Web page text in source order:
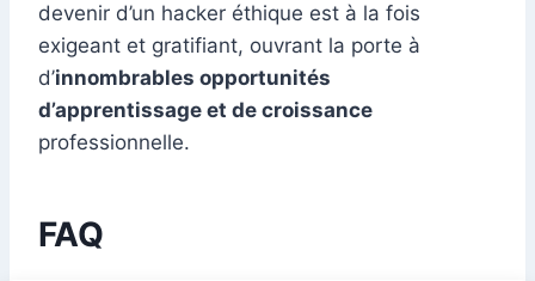
devenir d’un hacker éthique est à la fois
exigeant et gratifiant, ouvrant la porte à
d’innombrables opportunités
d’apprentissage et de croissance
professionnelle.
FAQ